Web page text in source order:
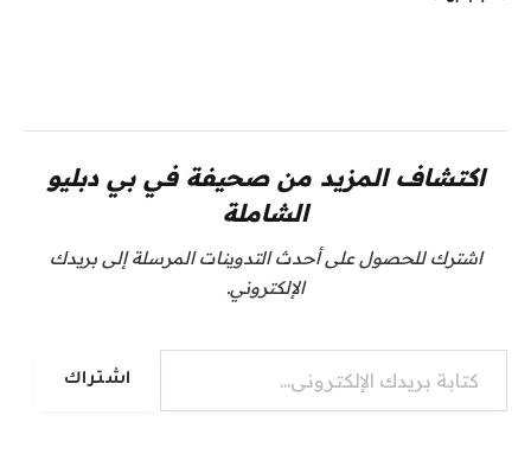
اكتشاف المزيد من صحيفة في بي دبليو
الشاملة
اشترك للحصول على أحدث التدوينات المرسلة إلى بريدك
الإلكتروني.
كتابة بريدك الإلكتروني...
اشتراك